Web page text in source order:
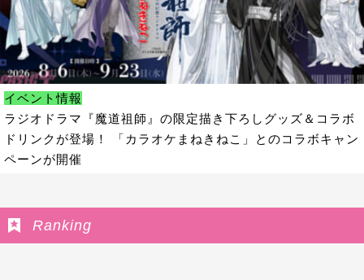
イベント情報
ラジオドラマ『魔道祖師』の限定描き下ろしグッズ＆コラボ
ドリンクが登場！ 「カラオケまねきねこ」とのコラボキャン
ペーンが開催
Ranking